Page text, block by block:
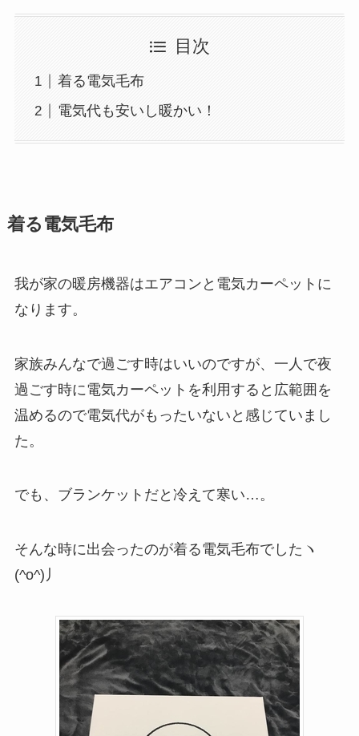
目次
着る電気毛布
電気代も安いし暖かい！
着る電気毛布
我が家の暖房機器はエアコンと電気カーペットに
なります。
家族みんなで過ごす時はいいのですが、一人で夜
過ごす時に電気カーペットを利用すると広範囲を
温めるので電気代がもったいないと感じていまし
た。
でも、ブランケットだと冷えて寒い…。
そんな時に出会ったのが着る電気毛布でしたヽ
(^o^)丿